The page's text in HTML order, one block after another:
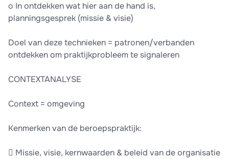
o In ontdekken wat hier aan de hand is,
planningsgesprek (missie & visie)
Doel van deze technieken = patronen/verbanden
ontdekken om praktijkprobleem te signaleren
CONTEXTANALYSE
Context = omgeving
Kenmerken van de beroepspraktijk:
 Missie, visie, kernwaarden & beleid van de organisatie